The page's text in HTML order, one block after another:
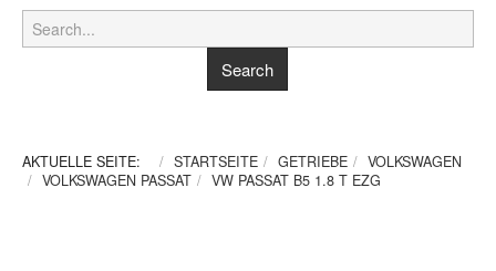
AKTUELLE SEITE: STARTSEITE GETRIEBE
VOLKSWAGEN
VOLKSWAGEN PASSAT
VW PASSAT B5 1.8 T EZG